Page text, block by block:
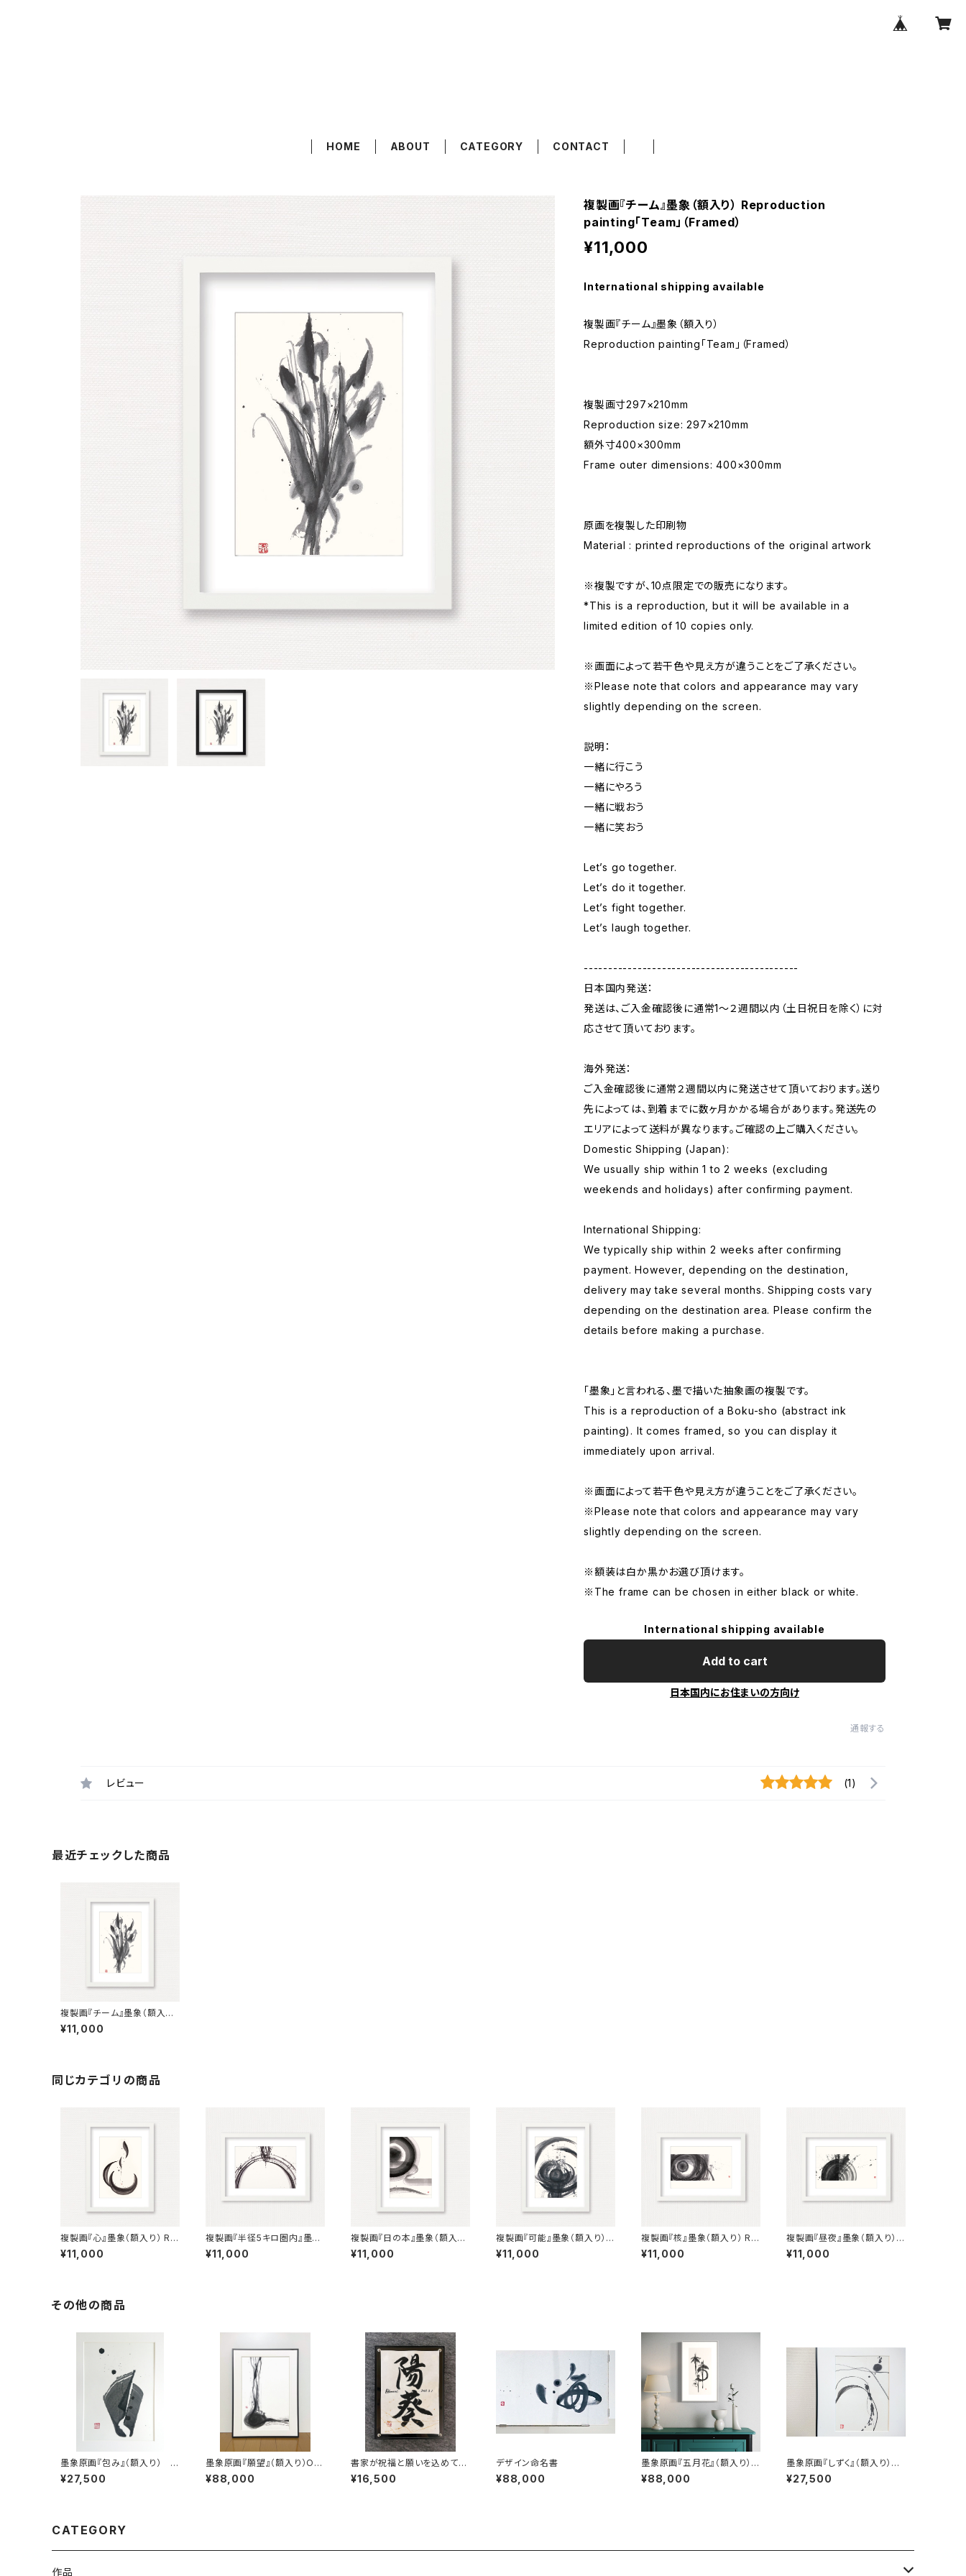
HOME ABOUT CATEGORY CONTACT
複製画『チーム』墨象（額入り） Reproduction
painting「Team」（Framed）
¥11,000
International shipping available
複製画『チーム』墨象（額入り）
Reproduction painting「Team」（Framed）
複製画寸297×210mm
Reproduction size: 297×210mm
額外寸400×300mm
Frame outer dimensions: 400×300mm
原画を複製した印刷物
Material : printed reproductions of the original artwork
※複製ですが、10点限定での販売になります。
*This is a reproduction, but it will be available in a
limited edition of 10 copies only.
※画面によって若干色や見え方が違うことをご了承ください。
※Please note that colors and appearance may vary
slightly depending on the screen.
説明：
一緒に行こう
一緒にやろう
一緒に戦おう
一緒に笑おう
Let’s go together.
Let’s do it together.
Let’s fight together.
Let’s laugh together.
--------------------------------------------
日本国内発送：
発送は、ご入金確認後に通常1〜２週間以内（土日祝日を除く）に対
応させて頂いております。
海外発送：
ご入金確認後に通常２週間以内に発送させて頂いております。送り
先によっては、到着までに数ヶ月かかる場合があります。発送先の
エリアによって送料が異なります。ご確認の上ご購入ください。
Domestic Shipping (Japan):
We usually ship within 1 to 2 weeks (excluding
weekends and holidays) after confirming payment.
International Shipping:
We typically ship within 2 weeks after confirming
payment. However, depending on the destination,
delivery may take several months. Shipping costs vary
depending on the destination area. Please confirm the
details before making a purchase.
「墨象」と言われる、墨で描いた抽象画の複製です。
This is a reproduction of a Boku-sho (abstract ink
painting). It comes framed, so you can display it
immediately upon arrival.
※画面によって若干色や見え方が違うことをご了承ください。
※Please note that colors and appearance may vary
slightly depending on the screen.
※額装は白か黒かお選び頂けます。
※The frame can be chosen in either black or white.
International shipping available
Add to cart
日本国内にお住まいの方向け
通報する
レビュー (1)
最近チェックした商品
複製画『チーム』墨象（額入り）
Reproduction painting「T
eam」（Framed）
¥11,000
同じカテゴリの商品
複製画『心』墨象（額入り） Re
production Painting「Hea
rt」（Framed）
¥11,000
複製画『半径5キロ圏内』墨象
（額入り） Reproduction pa
inting「Within 5km radiu
¥11,000
複製画『日の本』墨象（額入り）
Reproduction painting「L
and of the Rising Sun」（F
¥11,000
複製画『可能』墨象（額入り） R
eproduction painting「po
ssible」（Framed）
¥11,000
複製画『核』墨象（額入り） Re
production painting「The
Core」（Framed）
¥11,000
複製画『昼夜』墨象（額入り） R
eproduction painting「Da
u & Night」（Framed）
¥11,000
その他の商品
墨象原画『包み』（額入り） O
riginal Painting「Wrap」（Fr
amed）
¥27,500
墨象原画『願望』（額入り）Ori
ginal Painting「desire」（Fr
amed）
¥88,000
書家が祝福と願いを込めて書
く「命名書（小）」卓上&壁掛け
A５サイズ
¥16,500
デザイン命名書
¥88,000
墨象原画『五月花』（額入り）O
riginal Painting「May flow
ers」（Framed）
¥88,000
墨象原画『しずく』（額入り）
Original Painting「Drop」
（Framed）
¥27,500
CATEGORY
作品